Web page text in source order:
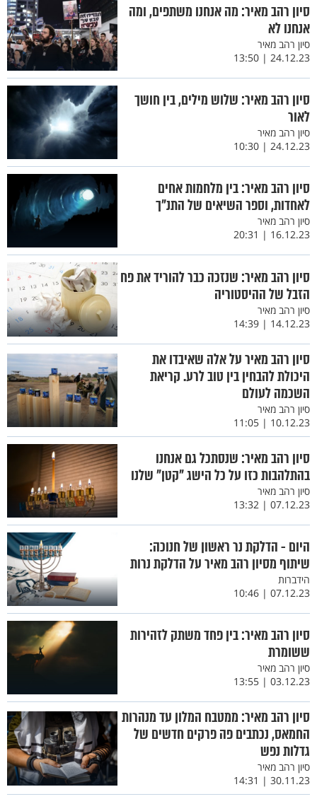
סיון רהב מאיר: מה אנחנו משתפים, ומה
אנחנו לא
סיון רהב מאיר
24.12.23 | 13:50
סיון רהב מאיר: שלוש מילים, בין חושך
לאור
סיון רהב מאיר
24.12.23 | 10:30
סיון רהב מאיר: בין מלחמות אחים
לאחדות, וספר השיאים של התנ"ך
סיון רהב מאיר
16.12.23 | 20:31
סיון רהב מאיר: שנזכה כבר להוריד את פח
הזבל של ההיסטוריה
סיון רהב מאיר
14.12.23 | 14:39
סיון רהב מאיר על אלה שאיבדו את
היכולת להבחין בין טוב לרע. קריאת
השכמה לעולם
סיון רהב מאיר
10.12.23 | 11:05
סיון רהב מאיר: שנסתכל גם אנחנו
בהתלהבות כזו על כל הישג "קטן" שלנו
סיון רהב מאיר
07.12.23 | 13:32
היום - הדלקת נר ראשון של חנוכה:
שיתוף מסיון רהב מאיר על הדלקת נרות
הידברות
07.12.23 | 10:46
סיון רהב מאיר: בין פחד משתק לזהירות
ששומרת
סיון רהב מאיר
03.12.23 | 13:55
סיון רהב מאיר: ממטבח המלון עד מנהרות
החמאס, נכתבים פה פרקים חדשים של
גדלות נפש
סיון רהב מאיר
30.11.23 | 14:31